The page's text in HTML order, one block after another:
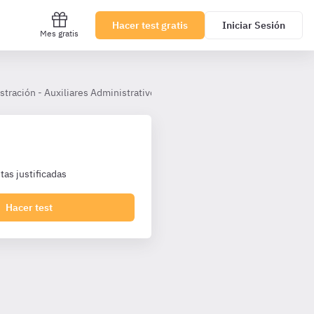
Mes gratis
Hacer test gratis Iniciar Sesión
- Auxiliares Administrativos Universidad Cádiz
justificadas
Hacer test